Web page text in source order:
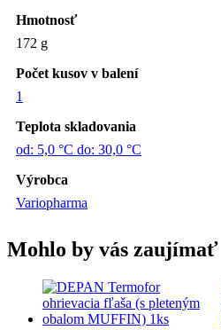
Hmotnosť
172 g
Počet kusov v balení
1
Teplota skladovania
od: 5,0 °C do: 30,0 °C
Výrobca
Variopharma
Mohlo by vás zaujímať